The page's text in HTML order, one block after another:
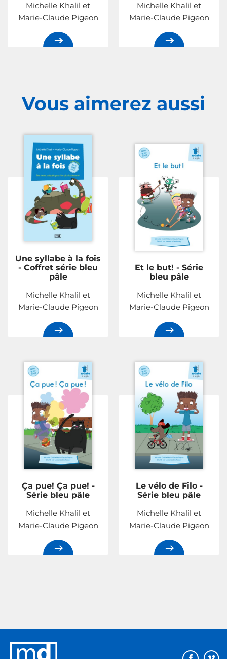
Michelle Khalil et
Marie-Claude Pigeon
Michelle Khalil et
Marie-Claude Pigeon
Vous aimerez aussi
Une syllabe à la fois
- Coffret série bleu
pâle
Michelle Khalil et
Marie-Claude Pigeon
Et le but! - Série
bleu pâle
Michelle Khalil et
Marie-Claude Pigeon
Ça pue! Ça pue! -
Série bleu pâle
Michelle Khalil et
Marie-Claude Pigeon
Le vélo de Filo -
Série bleu pâle
Michelle Khalil et
Marie-Claude Pigeon
Éditions